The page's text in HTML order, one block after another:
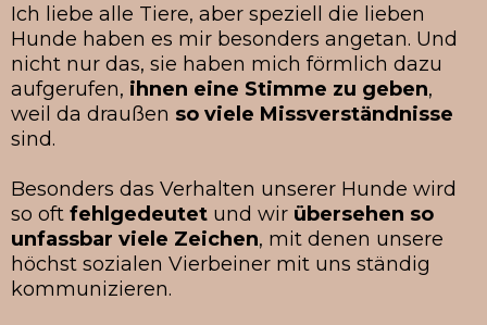
Ich liebe alle Tiere, aber speziell die lieben
Hunde haben es mir besonders angetan. Und
nicht nur das, sie haben mich förmlich dazu
aufgerufen, ihnen eine Stimme zu geben,
weil da draußen so viele Missverständnisse
sind.
Besonders das Verhalten unserer Hunde wird
so oft fehlgedeutet und wir übersehen so
unfassbar viele Zeichen, mit denen unsere
höchst sozialen Vierbeiner mit uns ständig
kommunizieren.